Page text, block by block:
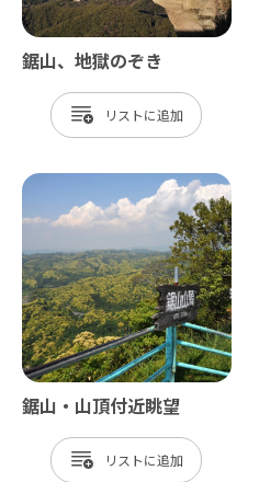
鋸山、地獄のぞき
リスト
鋸山・山頂付近眺望
リスト